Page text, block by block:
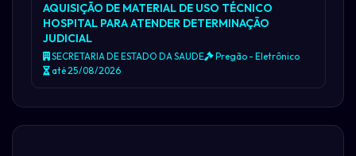
AQUISIÇÃO DE MATERIAL DE USO TÉCNICO
HOSPITAL PARA ATENDER DETERMINAÇÃO
JUDICIAL
SECRETARIA DE ESTADO DA SAUDE
Pregão - Eletrônico
até 25/08/2026